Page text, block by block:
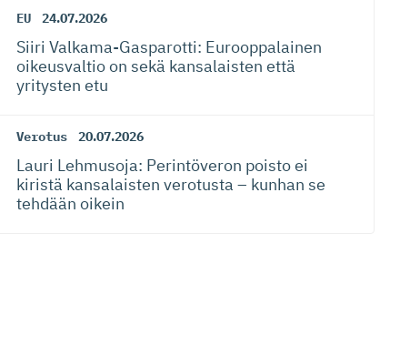
EU 24.07.2026
Siiri Valkama-Gas­pa­rotti: Eurooppalainen
oikeusvaltio on sekä kansalaisten että
yritysten etu
Verotus 20.07.2026
Lauri Lehmusoja: Perintöveron poisto ei
kiristä kansalaisten verotusta – kunhan se
tehdään oikein